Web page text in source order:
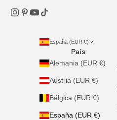
España (EUR €)
País
Alemania (EUR €)
Austria (EUR €)
Bélgica (EUR €)
España (EUR €)